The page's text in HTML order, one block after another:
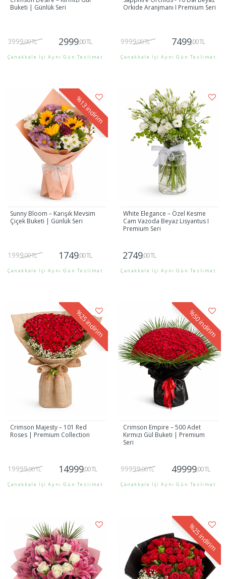
Buketi | Günlük Seri
3999,00 TL 2999,00 TL
Çanakkale İçi Aynı Gün Teslimat
Orkide Aranjmanı I Premium Seri
9999,00 TL 7499,00 TL
Çanakkale İçi Aynı Gün Teslimat
%13
indirim
Sunny Bloom – Karışık Mevsim
Çiçek Buketi | Günlük Seri
1999,00 TL 1749,00 TL
Çanakkale İçi Aynı Gün Teslimat
White Elegance – Özel Kesme
Cam Vazoda Beyaz Lisyantus I
Premium Seri
2749,00 TL
Çanakkale İçi Aynı Gün Teslimat
%25
indirim
Crimson Majesty – 101 Red
Roses | Premium Collection
19999,00 TL 14999,00 TL
Çanakkale İçi Aynı Gün Teslimat
%50
indirim
Crimson Empire – 500 Adet
Kırmızı Gül Buketi | Premium
Seri
99999,00 TL 49999,00 TL
Çanakkale İçi Aynı Gün Teslimat
%25
indirim